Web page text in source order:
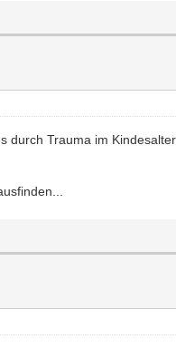
durch Trauma im